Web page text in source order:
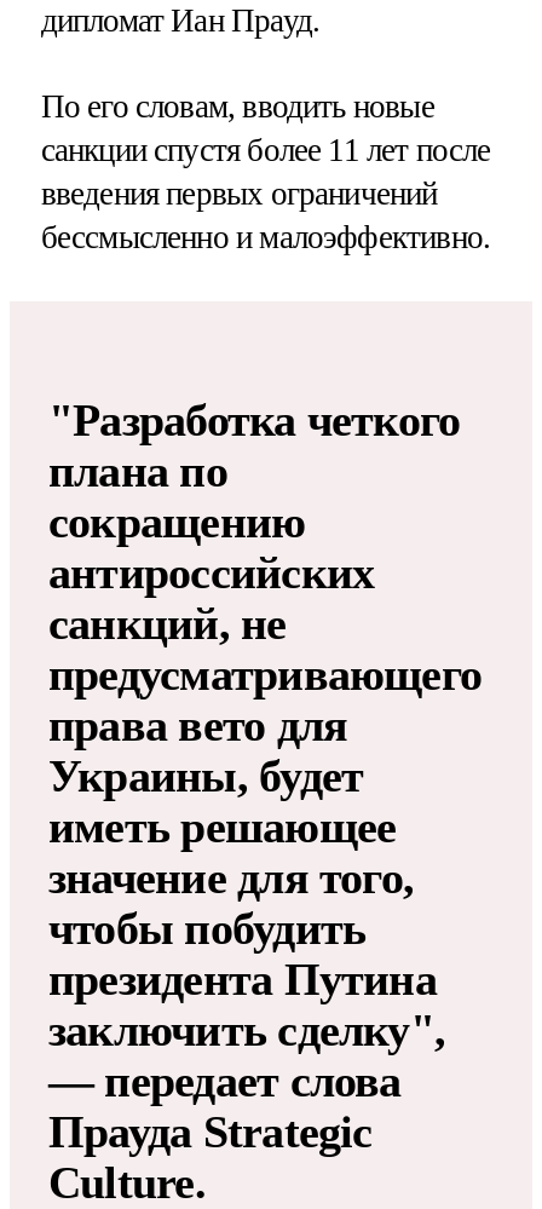
дипломат Иан Прауд.
По его словам, вводить новые
санкции спустя более 11 лет после
введения первых ограничений
бессмысленно и малоэффективно.
"Разработка четкого
плана по
сокращению
антироссийских
санкций, не
предусматривающего
права вето для
Украины, будет
иметь решающее
значение для того,
чтобы побудить
президента Путина
заключить сделку",
— передает слова
Прауда Strategic
Culture.